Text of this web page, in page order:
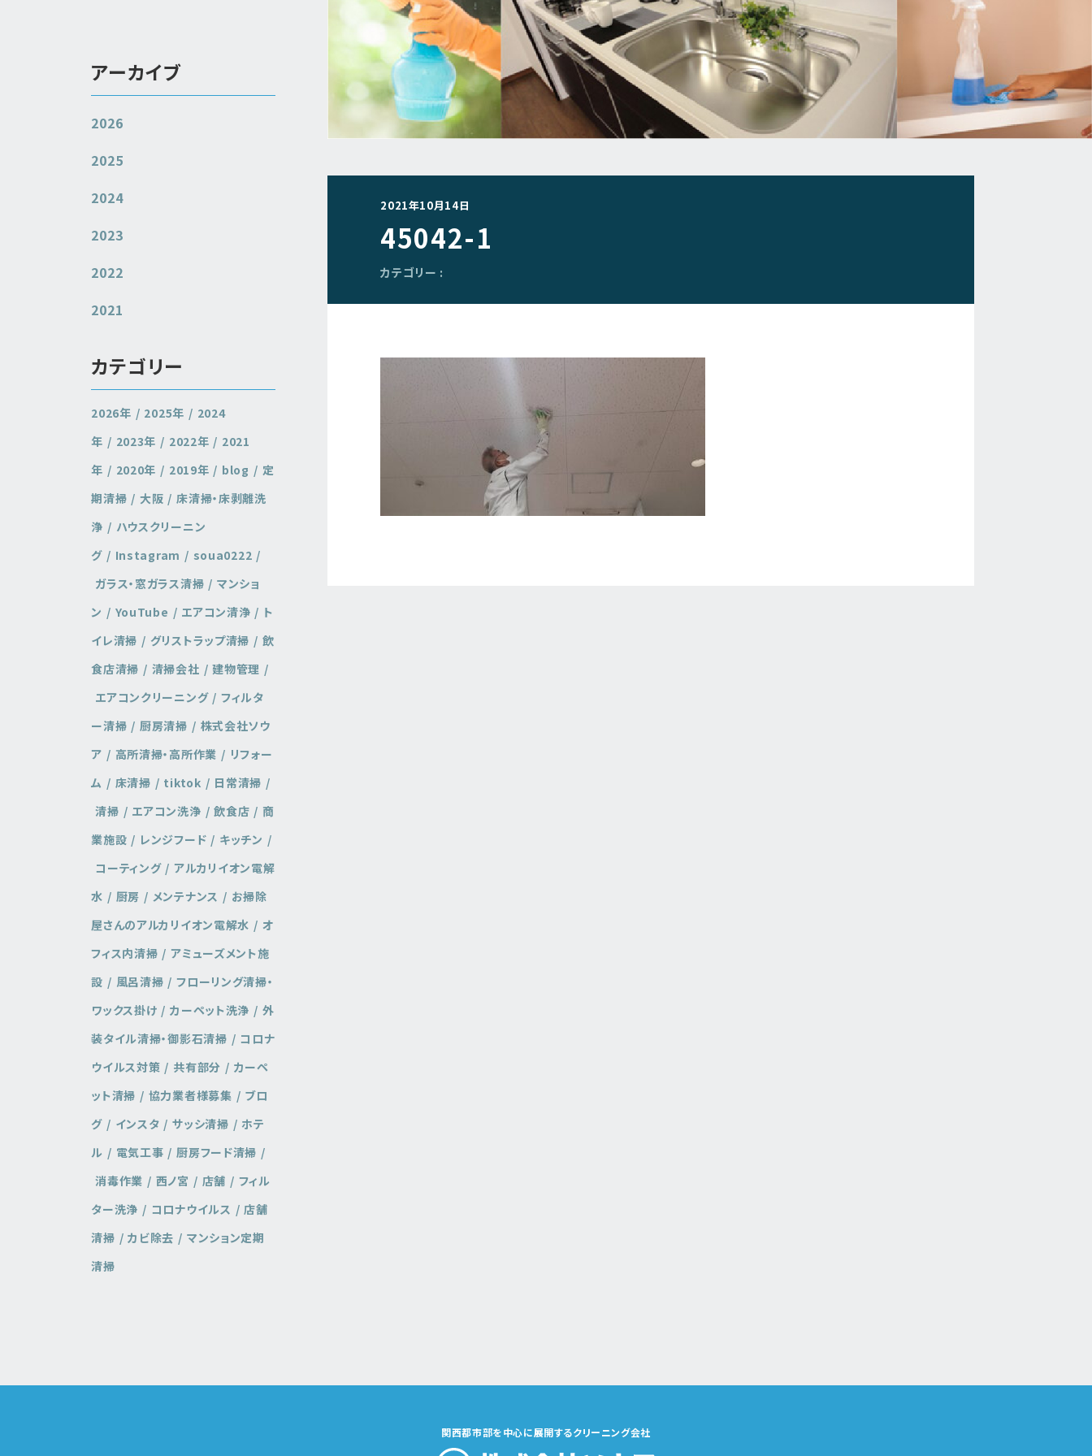
2021年10月14日
45042-1
カテゴリー :
アーカイブ
2026
2025
2024
2023
2022
2021
カテゴリー
2026年 2025年
2024
年
2023年 2022年
2021
年
2020年 2019年 blog
定
期清掃
大阪
床清掃・床剥離洗
浄
ハウスクリーニン
グ
Instagram
soua0222
ガラス・窓ガラス清掃
マンショ
ン
YouTube エアコン清浄
ト
イレ清掃
グリストラップ清掃
飲
食店清掃
清掃会社
建物管理
エアコンクリーニング
フィルタ
ー清掃
厨房清掃
株式会社ソウ
ア
高所清掃・高所作業
リフォー
ム
床清掃 tiktok
日常清掃
清掃
エアコン洗浄 飲食店
商
業施設
レンジフード
キッチン
コーティング
アルカリイオン電解
水
厨房 メンテナンス
お掃除
屋さんのアルカリイオン電解水
オ
フィス内清掃
アミューズメント施
設
風呂清掃
フローリング清掃・
ワックス掛け
カーペット洗浄
外
装タイル清掃・御影石清掃
コロナ
ウイルス対策
共有部分
カーペ
ット清掃
協力業者様募集
ブロ
グ
インスタ サッシ清掃
ホテ
ル
電気工事
厨房フード清掃
消毒作業
西ノ宮 店舗
フィル
ター洗浄
コロナウイルス
店舗
清掃
カビ除去
マンション定期
清掃
関西都市部を中心に展開するクリーニング会社